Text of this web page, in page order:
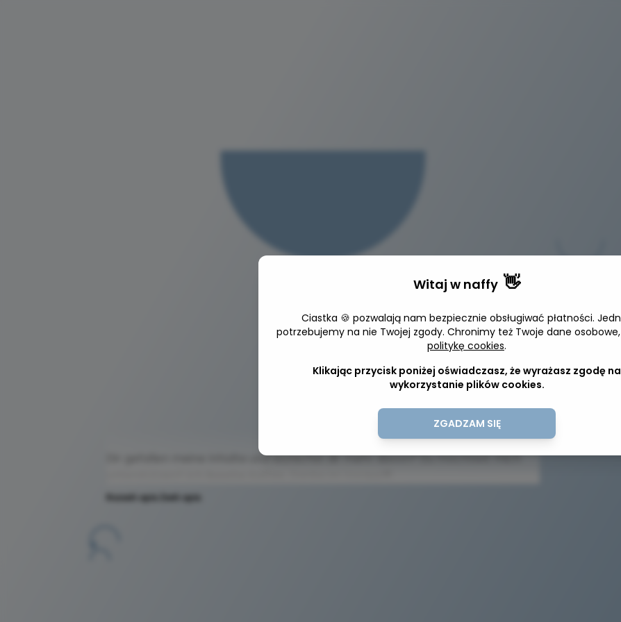
Dir gefallen meine Inhalte und wünschst dir mehr davon? Du möchtest mich
Rozwiń opis Zwiń opis
Adres
Witaj w naffy👋
Ciastka 🍪 pozwalają nam bezpiecznie obsługiwać płatności.
potrzebujemy na nie Twojej zgody. Chronimy też Twoje dane
politykę cookies.
Klikając przycisk poniżej oświadczasz, że wyrażasz zgodę na
wykorzystanie plików cookies.
ZGADZAM SIĘ